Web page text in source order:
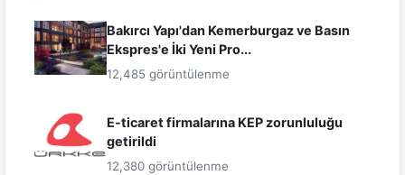
Bakırcı Yapı'dan Kemerburgaz ve Basın
Ekspres'e İki Yeni Pro...
12,485 görüntülenme
E-ticaret firmalarına KEP zorunluluğu
getirildi
12,380 görüntülenme